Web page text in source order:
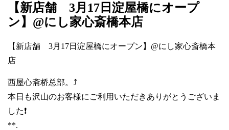
【新店舗 3月17日淀屋橋にオープ
ン】@にし家心斎橋本店
【新店舗 3月17日淀屋橋にオープン】@にし家心斎橋本
店
西屋心斋桥总部。⤴️
本日も沢山のお客様にご利用いただきありがとうございま
した❗
**.